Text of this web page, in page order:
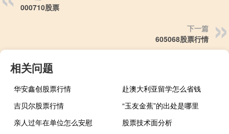
000710股票
下一篇
605068股票行情
相关问题
华安鑫创股票行情
赴澳大利亚留学怎么省钱
吉贝尔股票行情
“玉友金蕉”的出处是哪里
亲人过年在单位怎么安慰
股票技术面分析